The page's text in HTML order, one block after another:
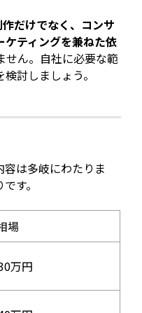
だけでなく、コンサ
ケティングを兼ねた依
せん。自社に必要な範
討しましょう。
は多岐にわたりま
す。
場
万円